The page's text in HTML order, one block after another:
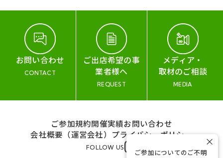
お問い合わせ
CONTACT
ご出店希望の事
業者様へ
REQUEST
メディア・
取材のご相談
MEDIA
ご参加規約開催実績お問い合わせ
会社概要（運営会社） プライバシーポリシー
FOLLOW US
ご参加についてのご不明
×